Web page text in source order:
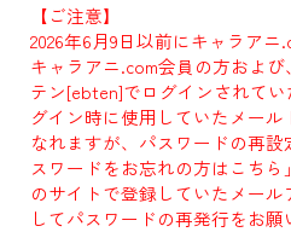
【ご注意】
2026年6月9日以前にキャラア
キャラアニ.com会員の方および
テン[ebten]でログインされて
グイン時に使用していたメー
なれますが、パスワードの再
スワードをお忘れの方はこち
のサイトで登録していたメー
してパスワードの再発行をお願